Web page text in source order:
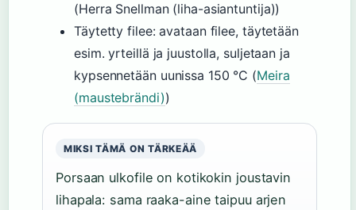
(Herra Snellman (liha-asiantuntija))
Täytetty filee: avataan filee, täytetään
esim. yrteillä ja juustolla, suljetaan ja
kypsennetään uunissa 150 °C (Meira
(maustebrändi))
MIKSI TÄMÄ ON TÄRKEÄÄ
Porsaan ulkofile on kotikokin joustavin
lihapala: sama raaka-aine taipuu arjen